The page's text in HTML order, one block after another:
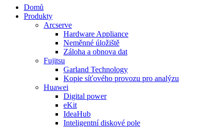
Domů
Produkty
Arcserve
Hardware Appliance
Neměnné úložiště
Záloha a obnova dat
Fujitsu
Garland Technology
Kopie síťového provozu pro analýzu
Huawei
Digital power
eKit
IdeaHub
Inteligentní diskové pole